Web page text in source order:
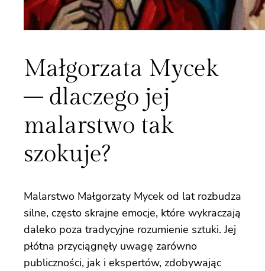
Małgorzata Mycek
– dlaczego jej
malarstwo tak
szokuje?
Malarstwo Małgorzaty Mycek od lat rozbudza
silne, często skrajne emocje, które wykraczają
daleko poza tradycyjne rozumienie sztuki. Jej
płótna przyciągnęły uwagę zarówno
publiczności, jak i ekspertów, zdobywając